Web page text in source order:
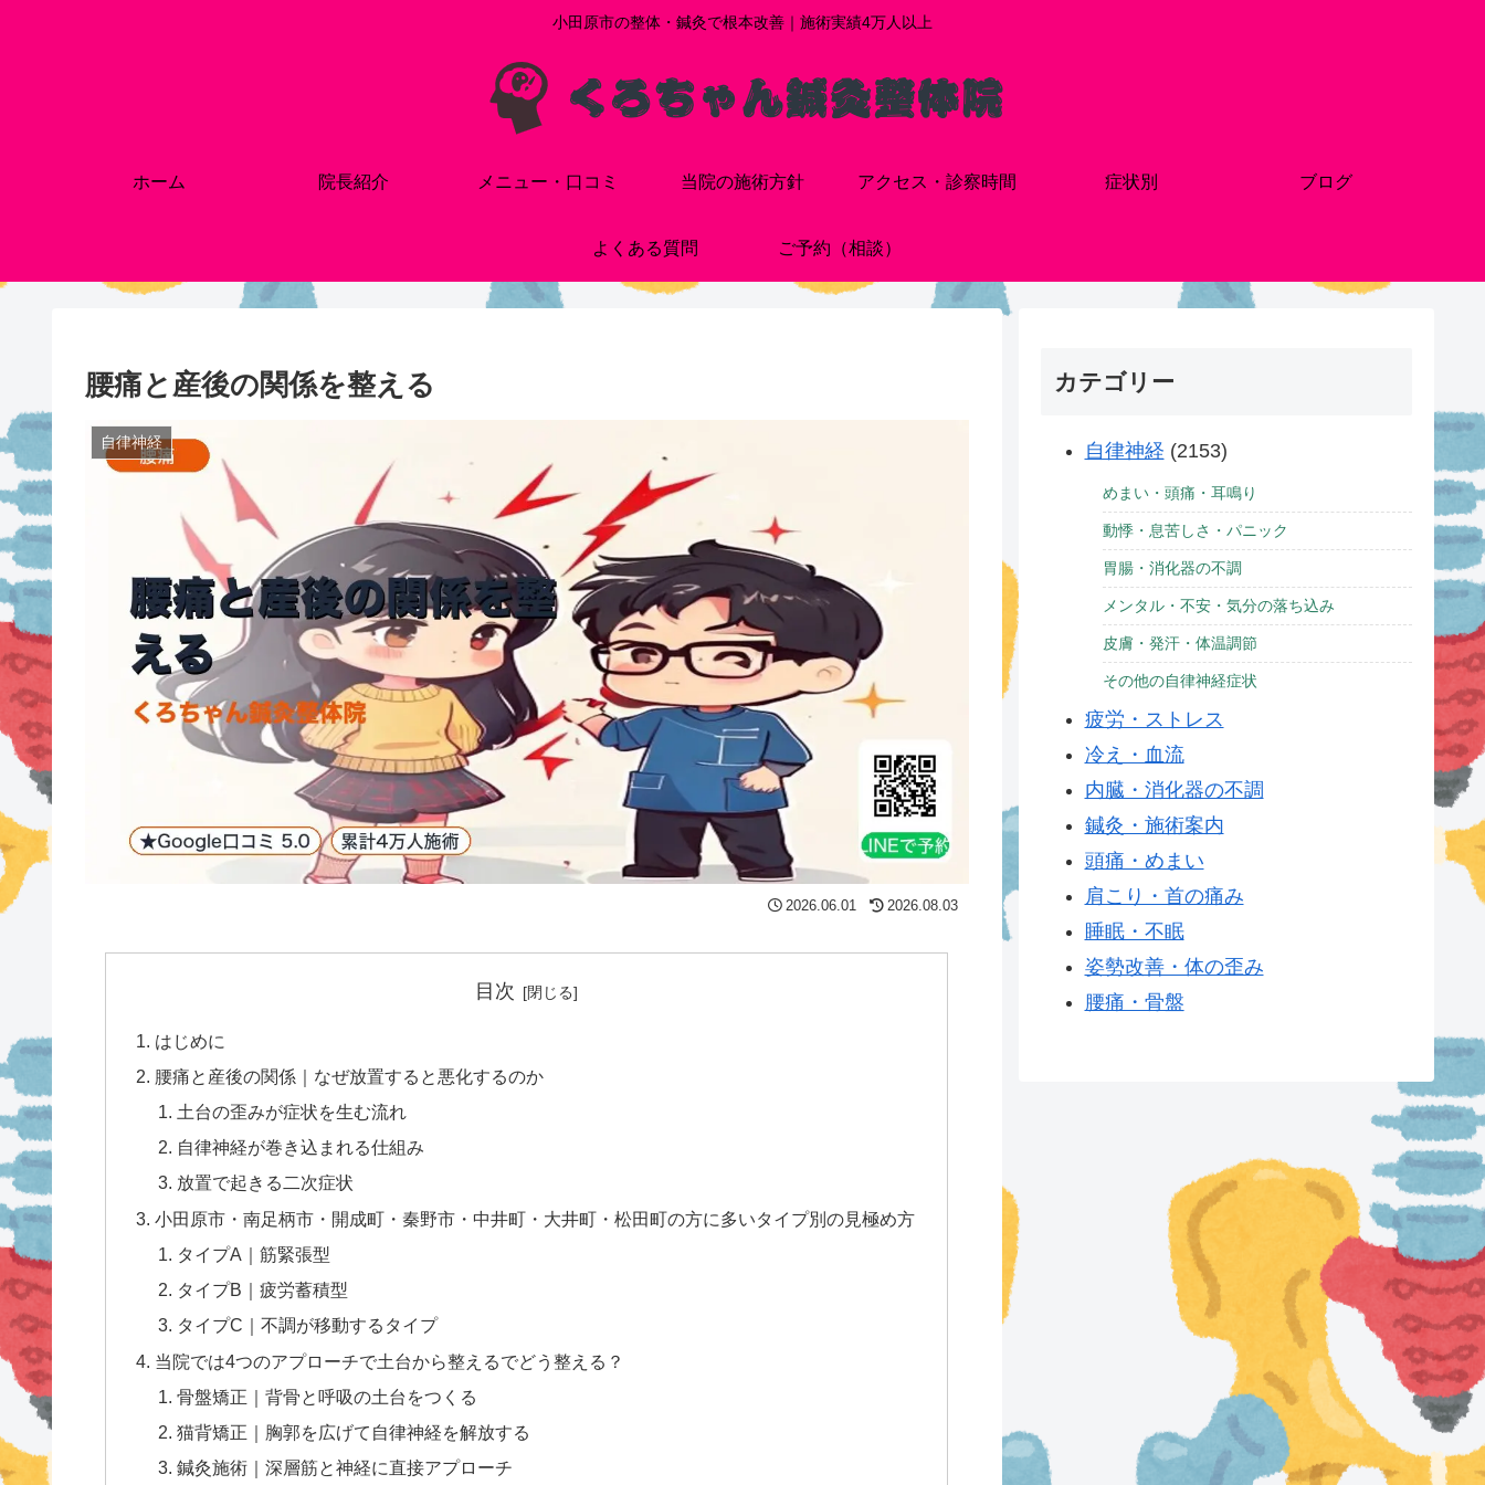
小田原市の整体・鍼灸で根本改善｜施術実績4万人以上
ホーム 院長紹介 メニュー・口コミ 当院の施術方針 アクセス・診察時間 症状別 ブログ
よくある質問 ご予約（相談）
腰痛と産後の関係を整える
自律神経
2026.06.01 2026.08.03
目次
はじめに
腰痛と産後の関係｜なぜ放置すると悪化するのか
土台の歪みが症状を生む流れ
自律神経が巻き込まれる仕組み
放置で起きる二次症状
小田原市・南足柄市・開成町・秦野市・中井町・大井町・松田町の方に多いタイプ別の見極め方
タイプA｜筋緊張型
タイプB｜疲労蓄積型
タイプC｜不調が移動するタイプ
当院では4つのアプローチで土台から整えるでどう整える？
骨盤矯正｜背骨と呼吸の土台をつくる
猫背矯正｜胸郭を広げて自律神経を解放する
鍼灸施術｜深層筋と神経に直接アプローチ
カテゴリー
自律神経 (2153)
めまい・頭痛・耳鳴り
動悸・息苦しさ・パニック
胃腸・消化器の不調
メンタル・不安・気分の落ち込み
皮膚・発汗・体温調節
その他の自律神経症状
疲労・ストレス
冷え・血流
内臓・消化器の不調
鍼灸・施術案内
頭痛・めまい
肩こり・首の痛み
睡眠・不眠
姿勢改善・体の歪み
腰痛・骨盤